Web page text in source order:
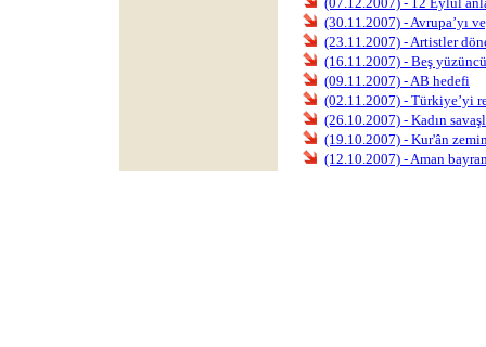
(30.11.2007) - Avrupa’yı
(23.11.2007) - Artistler
(16.11.2007) - Beş
(09.11.2007) - AB hedefi
(02.11.2007) - Türkiye’yi
(26.10.2007) - Kadın
(19.10.2007) - Kur'ân
(12.10.2007) - Aman